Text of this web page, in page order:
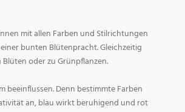
mit allen Farben und Stilrichtungen
bunten Blütenpracht. Gleichzeitig
oder zu Grünpflanzen.
beeinflussen. Denn bestimmte Farben
an, blau wirkt beruhigend und rot